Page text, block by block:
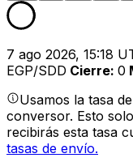
7 ago 2026, 15:18
EGP/SDD Cierre: 0
Usamos la tasa
conversor. Esto
recibirás esta tasa
tasas de envío.